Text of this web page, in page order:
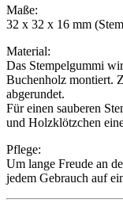
Maße:
32 x 32 x 16 mm
Material:
Das Stempelgummi
Buchenholz montiert.
abgerundet.
Für einen sauberen
und Holzklötzchen
Pflege:
Um lange Freude an
jedem Gebrauch auf